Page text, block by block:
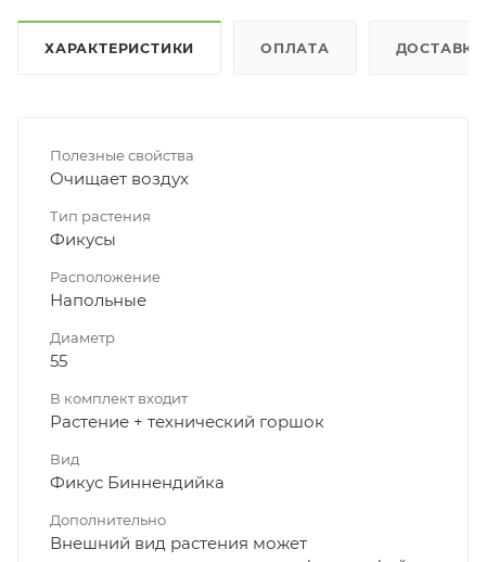
ХАРАКТЕРИСТИКИ ОПЛАТА ДОСТАВКА
Полезные свойства
Очищает воздух
Тип растения
Фикусы
Расположение
Напольные
Диаметр
55
В комплект входит
Растение + технический горшок
Вид
Фикус Биннендийка
Дополнительно
Внешний вид растения может